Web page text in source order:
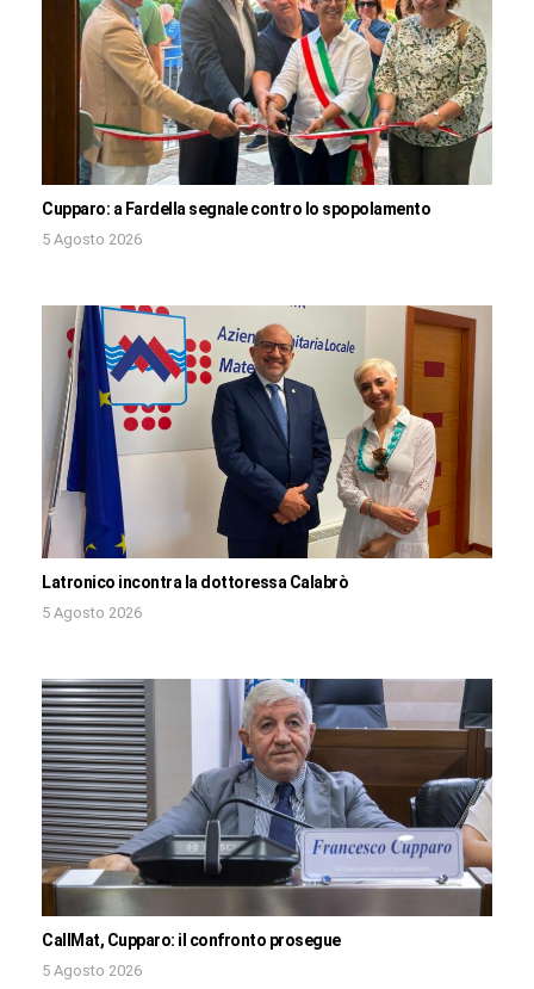
Cupparo: a Fardella segnale contro lo spopolamento
5 Agosto 2026
Latronico incontra la dottoressa Calabrò
5 Agosto 2026
CallMat, Cupparo: il confronto prosegue
5 Agosto 2026